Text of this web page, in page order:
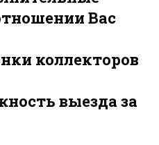
Вас
коллекторов
выезда за